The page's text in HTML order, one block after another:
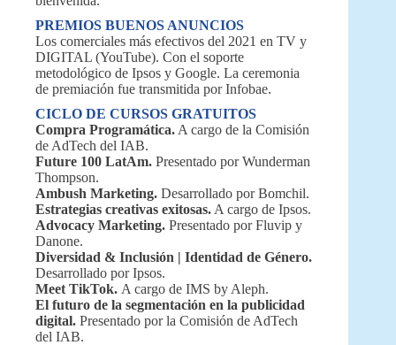
PREMIOS BUENOS ANUNCIOS
Los comerciales más efectivos del 2021 en TV y
DIGITAL (YouTube). Con el soporte
metodológico de Ipsos y Google. La ceremonia
de premiación fue transmitida por Infobae.
CICLO DE CURSOS GRATUITOS
Compra Programática. A cargo de la Comisión
de AdTech del IAB.
Future 100 LatAm. Presentado por Wunderman
Thompson.
Ambush Marketing. Desarrollado por Bomchil.
Estrategias creativas exitosas. A cargo de Ipsos.
Advocacy Marketing. Presentado por Fluvip y
Danone.
Diversidad & Inclusión | Identidad de Género.
Desarrollado por Ipsos.
Meet TikTok. A cargo de IMS by Aleph.
El futuro de la segmentación en la publicidad
digital. Presentado por la Comisión de AdTech
del IAB.